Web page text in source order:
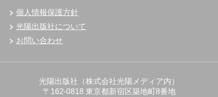
個人情報保護方針
光陽出版社について
お問い合わせ
光陽出版社（株式会社光陽メディア内）
〒162-0818 東京都新宿区築地町8番地